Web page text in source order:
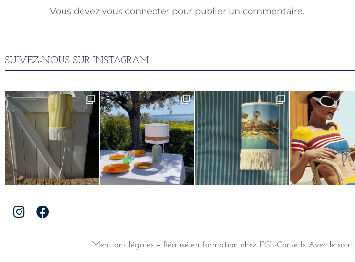
Vous devez vous connecter pour publier un commentaire.
SUIVEZ-NOUS SUR INSTAGRAM
Mentions légales– Réalisé en formation chez FGL-ConseilsAvec le